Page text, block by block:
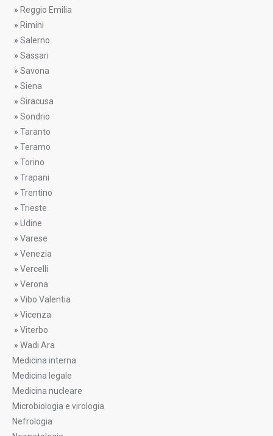
» Reggio Emilia
» Rimini
» Salerno
» Sassari
» Savona
» Siena
» Siracusa
» Sondrio
» Taranto
» Teramo
» Torino
» Trapani
» Trentino
» Trieste
» Udine
» Varese
» Venezia
» Vercelli
» Verona
» Vibo Valentia
» Vicenza
» Viterbo
» Wadi Ara
Medicina interna
Medicina legale
Medicina nucleare
Microbiologia e virologia
Nefrologia